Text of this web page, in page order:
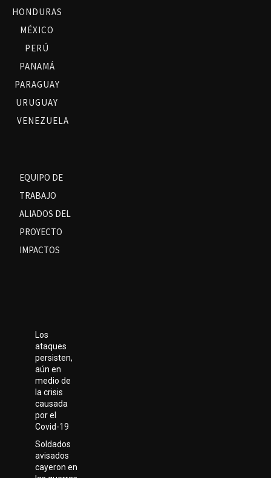
HONDURAS
MÉXICO
PERÚ
PANAMÁ
PARAGUAY
URUGUAY
VENEZUELA
EQUIPO DE
TRABAJO
ALIADOS DEL
PROYECTO
IMPACTOS
Los
ataques
persisten,
aún en
medio de
la crisis
causada
por el
Covid-19
Soldados
avisados
cayeron en